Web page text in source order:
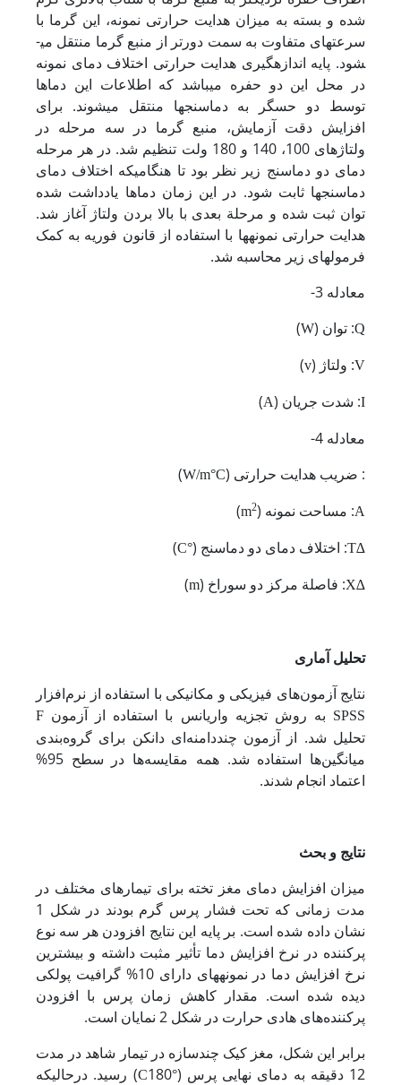
شده و بسته به میزان هدایت حرارتی نمونه، این گرما با
سرعت­های متفاوت به سمت دورتر از منبع گرما منتقل می­
شود. پایه اندازه­گیری هدایت حرارتی اختلاف دمای نمونه
در محل این دو حفره می­باشد که اطلاعات این دماها
توسط دو حسگر به دماسنج­ها منتقل می­شوند. برای
افزایش دقت آزمایش، منبع گرما در سه مرحله در
ولتاژهای 100
، 140 و 180 ولت تنظیم شد. در هر مرحله
دمای دو دماسنج زیر نظر بود تا هنگامی­که اختلاف دمای
دماسنج­ها ثابت شود. در این زمان دماها یادداشت شده
توان ثبت شده و مرحلة بعدی با بالا بردن ولتاژ آغاز شد.
هدایت حرارتی نمونه­ها با استفاده از قانون فوریه به کمک
فرمول­های زیر محاسبه شد.
معادله 3-
Q: توان (W
)
V: ولتاژ (v
)
I: شدت جریان (A
)
معادله 4-
: ضریب هدایت حرارتی (W/m°C
)
A: مساحت نمونه ( m2
)
∆T : اختلاف دمای دو دماسنج (°C
)
∆X : فاصلة مرکز دو سوراخ (m
)
تحلیل آماری
نتایج آزمون‌های فیزیکی و مکانیکی با استفاده از نرم‌افزار
SPSS به روش تجزیه واریانس با استفاده از آزمون F
تحلیل شد. از آزمون چنددامنه‌ای دانکن برای گروه‌بندی
میانگین‌ها استفاده شد. همه مقایسه‌ها در سطح 95%
اعتماد انجام شدند.
نتایج و بحث
میزان افزایش دمای مغز تخته برای تیمارهای مختلف در
مدت زمانی که تحت فشار پرس گرم بودند در شکل 1
نشان داده شده است. بر پایه این نتایج افزودن هر سه نوع
پرکننده در نرخ افزایش دما تأثیر مثبت داشته و بیشترین
نرخ افزایش دما در نمونه­های دارای 10% گرافیت پولکی
دیده شده است. مقدار کاهش زمان پرس با افزودن
پرکننده‌های هادی حرارت در شکل 2 نمایان است.
برابر این شکل، مغز کیک چندسازه در تیمار شاهد در مدت
12 دقیقه به دمای نهایی پرس (
°C
180) رسید. درحالی­که